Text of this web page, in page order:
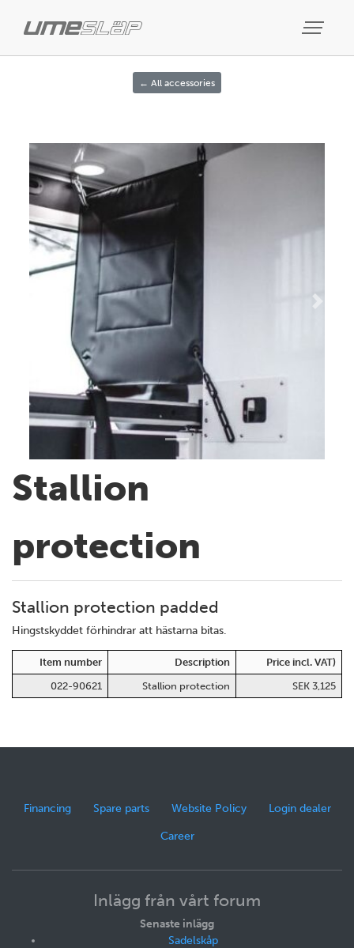
← All accessories
Previous
Stallion
protection
Stallion protection padded
Hingstskyddet förhindrar att hästarna bitas.
Item number Description
Price incl. VAT)
022-90621
Stallion protection SEK 3,125
Financing Spare parts Website Policy Login dealer
Career
Inlägg från vårt forum
Senaste inlägg
Sadelskåp